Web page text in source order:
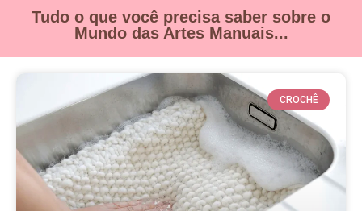
Tudo o que você precisa saber sobre o
Mundo das Artes Manuais...
CROCHÊ